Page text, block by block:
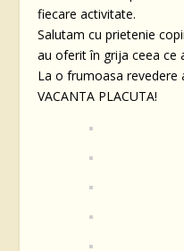
fiecare activitate.
Salutam cu prietenie
au oferit în grija ceea ce
La o frumoasa revedere
VACANTA PLACUTA!